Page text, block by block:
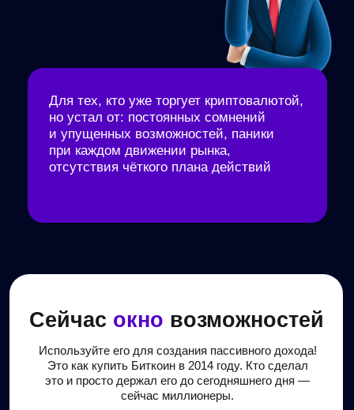
Используйте его для создания пассивного дохода!
Это как купить Биткоин в 2014 году. Кто сделал
это и просто держал его до сегодняшнего дня —
сейчас миллионеры.
1200$
2017
Рост альткоинов
Пропустили... Мы сейчас здесь
Легализация
во всём мире!
Сейчасокновозможностей